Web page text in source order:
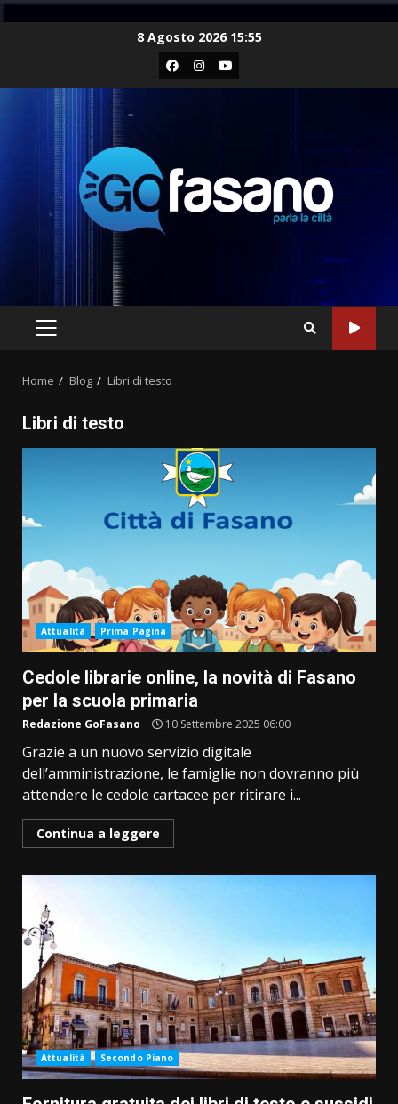
8 Agosto 2026 15:55
Facebook
Instagram
Youtube
PRIMARY
Home Blog Libri di testo
Libri di testo
Attualità Prima Pagina
Cedole librarie online, la novità di Fasano
per la scuola primaria
Redazione GoFasano 10 Settembre 2025 06:00
Grazie a un nuovo servizio digitale
dell’amministrazione, le famiglie non dovranno più
attendere le cedole cartacee per ritirare i...
Continua a leggere
Attualità Secondo Piano